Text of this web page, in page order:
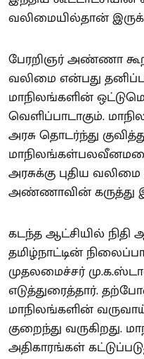
வலிமையில்தான்
பேரறிஞர் அண்ணா
வலிமை என்பது
மாநிலங்களின்
வெளிப்பாடாகும்.
அரசு தொடர்ந்து
அரசுக்கு புதிய
அண்ணாவின் கருத்து
கடந்த ஆட்சியில்
தமிழ்நாட்டின்
முதலமைச்சர்
எடுத்துரைத்தார்.
மாநிலங்களின்
குறைந்து வருகிறது.
அதிகாரங்கள்